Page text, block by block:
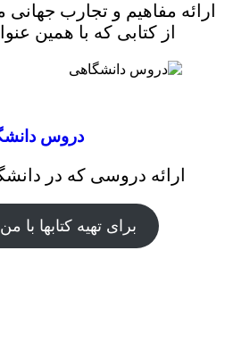
ارائه مفاهیم و تجارب
از کتابی که با همین
دروس
ارائه دروسی که در
برای تهیه کتابها با